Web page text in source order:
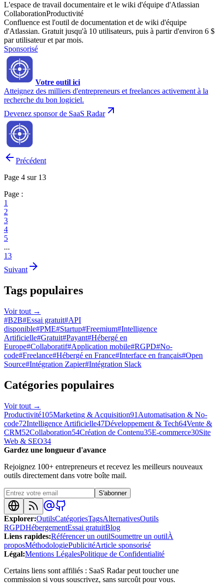
L'espace de travail documentaire et le wiki d'équipe d'Atlassian
CollaborationProductivité
Confluence est l'outil de documentation et de wiki d'équipe
d'Atlassian. Gratuit jusqu'à 10 utilisateurs, puis à partir d'environ 6 $
par utilisateur et par mois.
Sponsorisé
Votre outil ici
Atteignez des milliers d'entrepreneurs et freelances activement à la
recherche du bon logiciel.
Devenez sponsor de SaaS Radar
Précédent
Page 4 sur 13
Page :
1
2
3
4
5
...
13
Suivant
Tags populaires
Voir tout →
#B2B#Essai gratuit#API
disponible#PME#Startup#Freemium#Intelligence
Artificielle#Gratuit#Payant#Hébergé en
Europe#Collaboratif#Application mobile#RGPD#No-
code#Freelance#Hébergé en France#Interface en français#Open
Source#Intégration Zapier#Intégration Slack
Catégories populaires
Voir tout →
Productivité105Marketing & Acquisition91 Automatisation & No-
code72Intelligence Artificielle47Développement & Tech64Vente &
CRM52Collaboration54Création de Contenu35E-commerce30Site
Web & SEO34
Gardez une longueur d'avance
Rejoignez 100+ entrepreneurs et recevez les meilleurs nouveaux
outils directement dans votre boîte mail.
S'abonner
Explorer:OutilsCatégoriesTagsAlternativesOutils
RGPDHébergementEssai gratuitBlog
Liens rapides:Référencer un outilSoumettre un outilÀ
proposMéthodologiePublicitéArticle sponsorisé
Légal:Mentions LégalesPolitique de Confidentialité
Certains liens sont affiliés : SaaS Radar peut toucher une
commission si vous souscrivez, sans surcoût pour vous.